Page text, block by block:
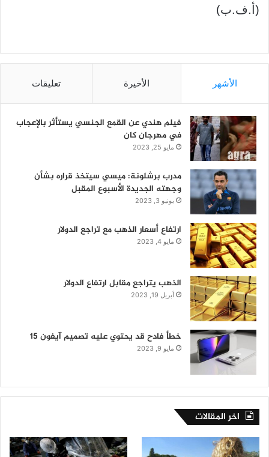
(أ.ف.ب)
الأشهر الأخيرة تعليقات
فيلم هندي عن القمع الجنسي يستأثر بالإعجاب
في مهرجان كان
مايو 25, 2023
مدرب برشلونة: ميسي سيتخذ قراره بشأن
وجهته الجديدة الأسبوع المقبل
يونيو 3, 2023
ارتفاع أسعار الذهب مع تراجع الدولار
مايو 4, 2023
الذهب يتراجع مقابل ارتفاع الدولار
أبريل 19, 2023
خطأ فادح قد يحتوي عليه تصميم آيفون 15
مايو 9, 2023
اخر المقالات